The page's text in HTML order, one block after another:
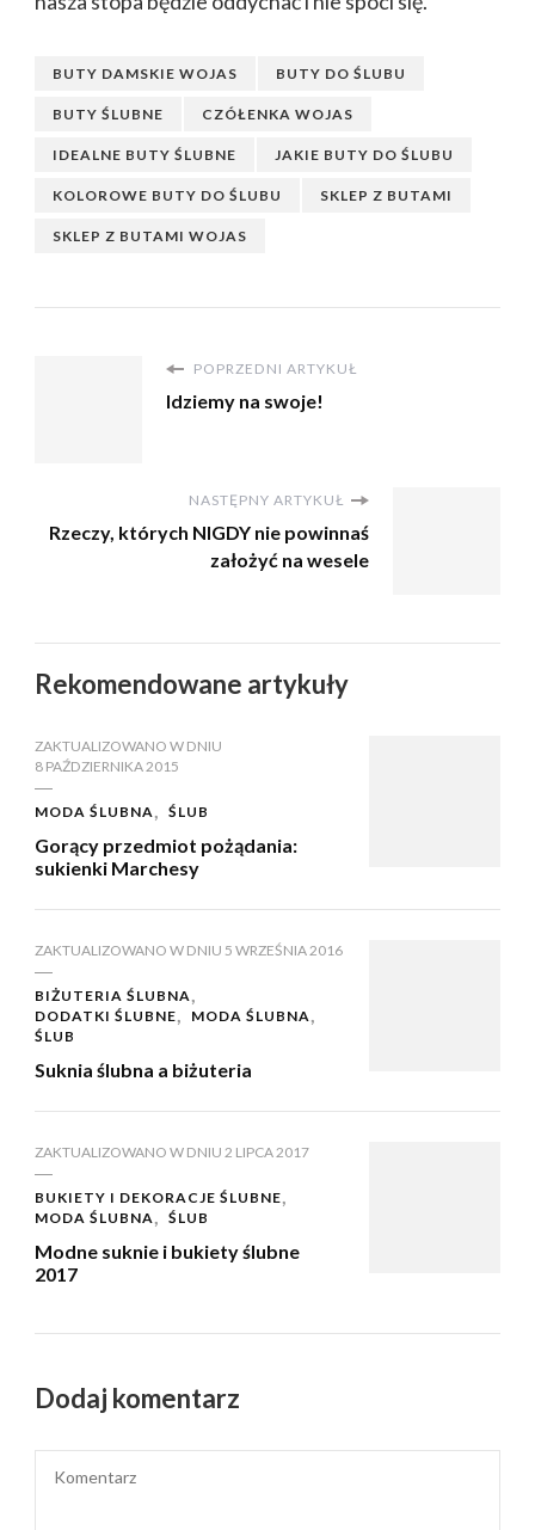
BUTY DAMSKIE WOJAS BUTY DO ŚLUBU
BUTY ŚLUBNE CZÓŁENKA WOJAS
IDEALNE BUTY ŚLUBNE JAKIE BUTY DO ŚLUBU
KOLOROWE BUTY DO ŚLUBU SKLEP Z BUTAMI
SKLEP Z BUTAMI WOJAS
POPRZEDNI ARTYKUŁ
Idziemy na swoje!
NASTĘPNY ARTYKUŁ
Rzeczy, których NIGDY nie powinnaś
założyć na wesele
Rekomendowane artykuły
ZAKTUALIZOWANO W DNIU
8 PAŹDZIERNIKA 2015
MODA ŚLUBNA ŚLUB
Gorący przedmiot pożądania:
sukienki Marchesy
ZAKTUALIZOWANO W DNIU 5 WRZEŚNIA 2016
BIŻUTERIA ŚLUBNA
DODATKI ŚLUBNE
MODA ŚLUBNA
ŚLUB
Suknia ślubna a biżuteria
ZAKTUALIZOWANO W DNIU 2 LIPCA 2017
BUKIETY I DEKORACJE ŚLUBNE
MODA ŚLUBNA
ŚLUB
Modne suknie i bukiety ślubne
2017
Dodaj komentarz